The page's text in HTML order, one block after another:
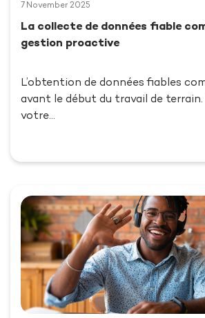
7 November 2025
La collecte de données fiable
gestion proactive
L’obtention de données fiables
avant le début du travail de terrain.
votre…